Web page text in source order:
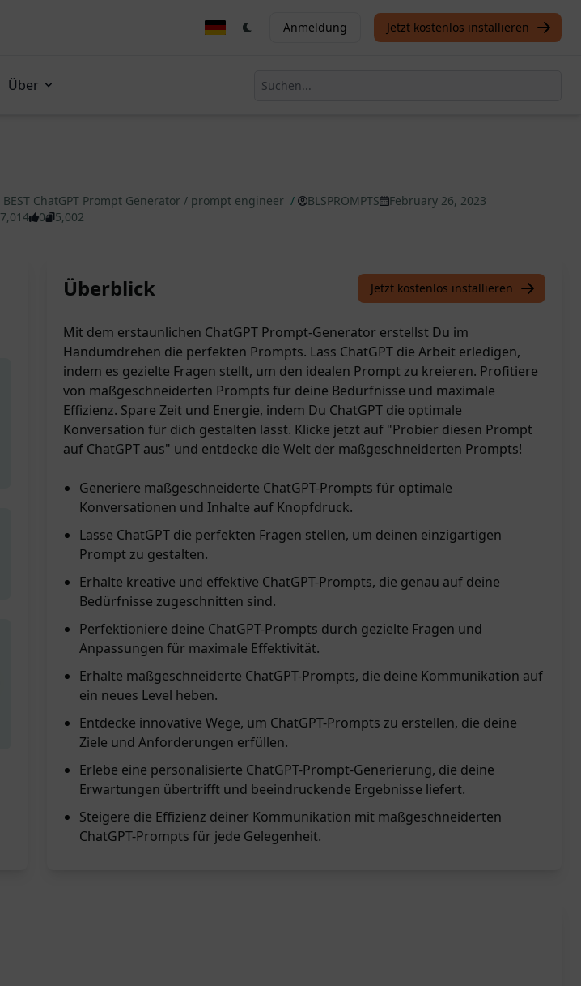
Anmeldung Jetzt kostenlos installieren
Über
BEST ChatGPT Prompt Generator / prompt engineer / BLSPROMPTS
February 26, 2023
7,014
0 5,002
Überblick Jetzt kostenlos installieren
Mit dem erstaunlichen ChatGPT Prompt-Generator erstellst Du im
Handumdrehen die perfekten Prompts. Lass ChatGPT die Arbeit erledigen,
indem es gezielte Fragen stellt, um den idealen Prompt zu kreieren. Profitiere
von maßgeschneiderten Prompts für deine Bedürfnisse und maximale
Effizienz. Spare Zeit und Energie, indem Du ChatGPT die optimale
Konversation für dich gestalten lässt. Klicke jetzt auf "Probier diesen Prompt
auf ChatGPT aus" und entdecke die Welt der maßgeschneiderten Prompts!
Generiere maßgeschneiderte ChatGPT-Prompts für optimale
Konversationen und Inhalte auf Knopfdruck.
Lasse ChatGPT die perfekten Fragen stellen, um deinen einzigartigen
Prompt zu gestalten.
Erhalte kreative und effektive ChatGPT-Prompts, die genau auf deine
Bedürfnisse zugeschnitten sind.
Perfektioniere deine ChatGPT-Prompts durch gezielte Fragen und
Anpassungen für maximale Effektivität.
Erhalte maßgeschneiderte ChatGPT-Prompts, die deine Kommunikation auf
ein neues Level heben.
Entdecke innovative Wege, um ChatGPT-Prompts zu erstellen, die deine
Ziele und Anforderungen erfüllen.
Erlebe eine personalisierte ChatGPT-Prompt-Generierung, die deine
Erwartungen übertrifft und beeindruckende Ergebnisse liefert.
Steigere die Effizienz deiner Kommunikation mit maßgeschneiderten
ChatGPT-Prompts für jede Gelegenheit.